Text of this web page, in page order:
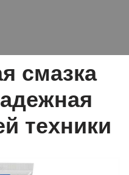
смазка
техники